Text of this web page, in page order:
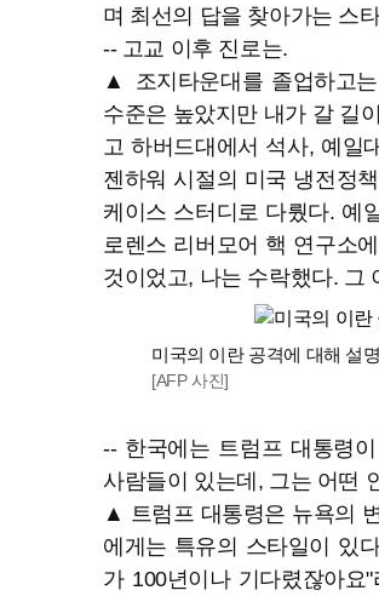
며 최선의 답을 찾아가는 스
-- 고교 이후 진로는.
▲ 조지타운대를 졸업하고
수준은 높았지만 내가 갈 길
고 하버드대에서 석사, 예일
젠하워 시절의 미국 냉전정
케이스 스터디로 다뤘다. 예
로렌스 리버모어 핵 연구소
것이었고, 나는 수락했다. 그
미국의 이란 공격에 대해 설
[AFP 사진]
-- 한국에는 트럼프 대통령
사람들이 있는데, 그는 어떤
▲ 트럼프 대통령은 뉴욕의
에게는 특유의 스타일이 있
가 100년이나 기다렸잖아요